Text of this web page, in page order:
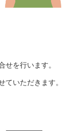
を行います。
いただきます。